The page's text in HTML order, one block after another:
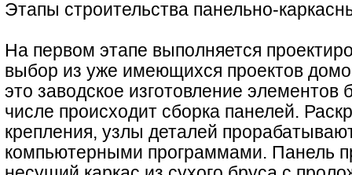
Этапы строительства панельно-
На первом этапе выполняется
выбор из уже имеющихся проектов
это заводское изготовление
числе происходит сборка панелей.
крепления, узлы деталей
компьютерными программами. Панель